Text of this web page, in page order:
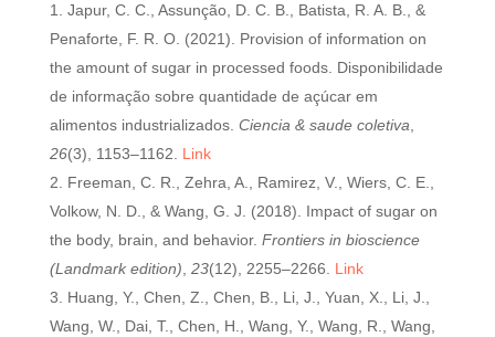
Japur, C. C., Assunção, D. C. B., Batista, R. A. B., &
Penaforte, F. R. O. (2021). Provision of information on
the amount of sugar in processed foods. Disponibilidade
de informação sobre quantidade de açúcar em
alimentos industrializados. Ciencia & saude coletiva
26(3), 1153–1162. Link
Freeman, C. R., Zehra, A., Ramirez, V., Wiers, C. E.,
Volkow, N. D., & Wang, G. J. (2018). Impact of sugar on
the body, brain, and behavior. Frontiers in bioscience
(Landmark edition) 23(12), 2255–2266. Link
Huang, Y., Chen, Z., Chen, B., Li, J., Yuan, X., Li, J.,
Wang, W., Dai, T., Chen, H., Wang, Y., Wang, R., Wang,